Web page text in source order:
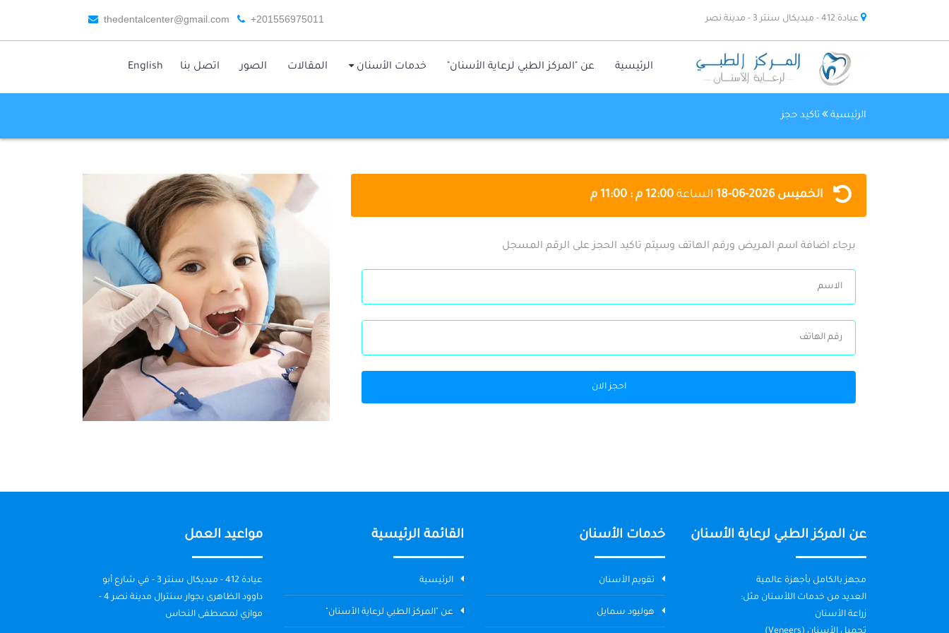
عيادة 412 - ميديكال سنتر 3 - مدينة نصر +201556975011
thedentalcenter@gmail.com
الرئيسية عن "المركز الطبي لرعاية الأسنان" خدمات الأسنان المقالات الصور اتصل بنا English
الرئيسية تاكيد حجز
الخميس 2026-06-18 الساعة 12:00 م : 11:00 م
برجاء اضافة اسم المريض ورقم الهاتف وسيتم تاكيد الحجز على الرقم المسجل
احجز الان
عن المركز الطبي لرعاية الأسنان
مجهز بالكامل بأجهزة عالمية
العديد من خدمات اللأسنان مثل:
زراعة الأسنان
خدمات الأسنان
تقويم الأسنان
هوليود سمايل
القائمة الرئيسية
الرئيسية
عن "المركز الطبي لرعاية الأسنان"
مواعيد العمل
عيادة 412 - ميديكال سنتر 3 - في شارع أبو
داوود الظاهرى بجوار سنترال مدينة نصر 4 -
موازي لمصطفى النحاس